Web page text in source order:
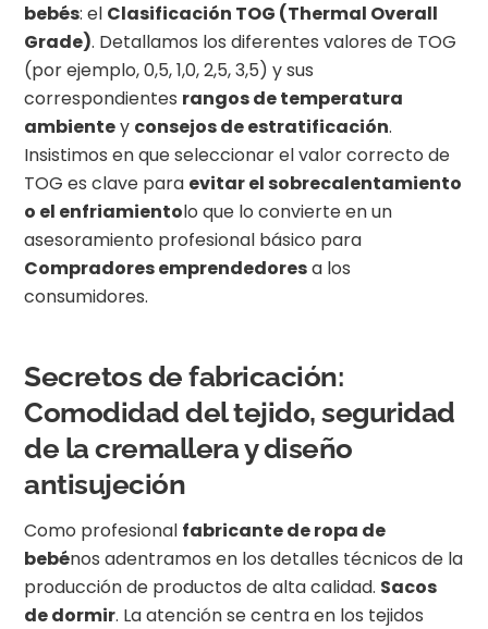
bebés: el Clasificación TOG (Thermal Overall
Grade). Detallamos los diferentes valores de TOG
(por ejemplo, 0,5, 1,0, 2,5, 3,5) y sus
correspondientes rangos de temperatura
ambientey consejos de estratificación.
Insistimos en que seleccionar el valor correcto de
TOG es clave para evitar el sobrecalentamiento
o el enfriamientolo que lo convierte en un
asesoramiento profesional básico para
Compradores emprendedoresa los
consumidores.
Secretos de fabricación:
Comodidad del tejido, seguridad
de la cremallera y diseño
antisujeción
Como profesional fabricante de ropa de
bebénos adentramos en los detalles técnicos de la
producción de productos de alta calidad. Sacos
de dormir. La atención se centra en los tejidos